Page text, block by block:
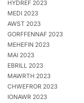
HYDREF 2023
MEDI 2023
AWST 2023
GORFFENNAF 2023
MEHEFIN 2023
MAI 2023
EBRILL 2023
MAWRTH 2023
CHWEFROR 2023
IONAWR 2023